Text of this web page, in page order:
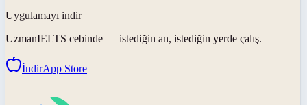
Uygulamayı indir
UzmanIELTS cebinde — istediğin an, istediğin yerde çalış.
İndirApp Store